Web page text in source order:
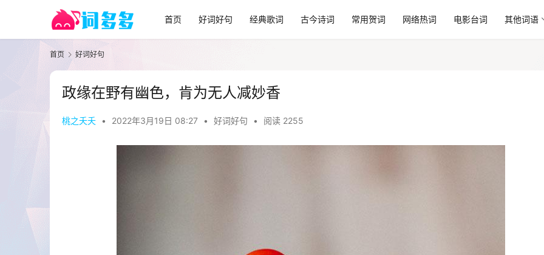
首页 好词好句 经典歌词 古今诗词 常用贺词 网络热词 电影台词 其他词语
首页 好词好句
政缘在野有幽色，肯为无人减妙香
桃之夭夭 • 2022年3月19日 08:27 • 好词好句 • 阅读 2255